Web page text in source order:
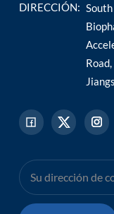
DIRECCIÓN: